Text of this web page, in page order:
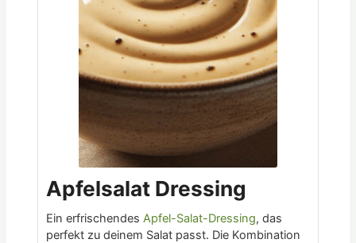
Apfelsalat Dressing
Ein erfrischendesApfel-Salat-Dressing, das
perfekt zu deinem Salat passt. Die Kombination